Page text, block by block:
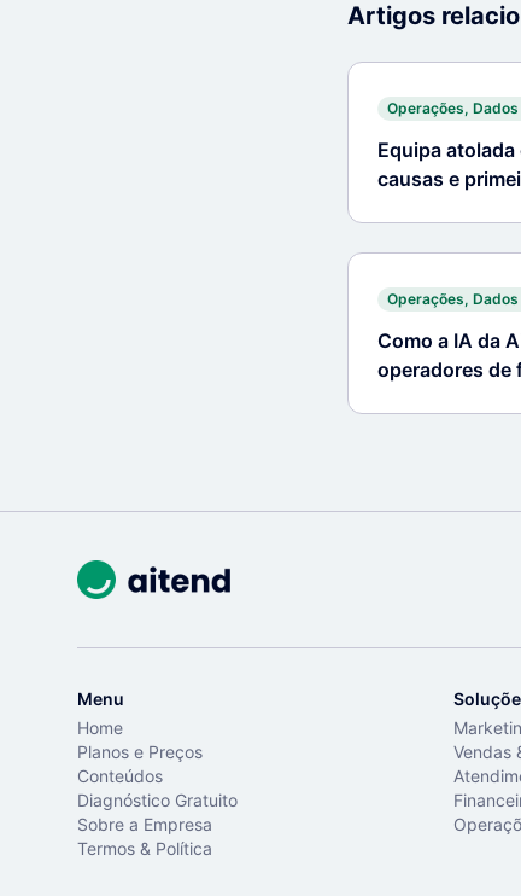
Artigos
Operações,
Equipa
causas e
Operações,
Como a IA da
operadores de
Menu
Home
Planos e Preços
Conteúdos
Diagnóstico Gratuito
Sobre a Empresa
Termos & Política
Vendas